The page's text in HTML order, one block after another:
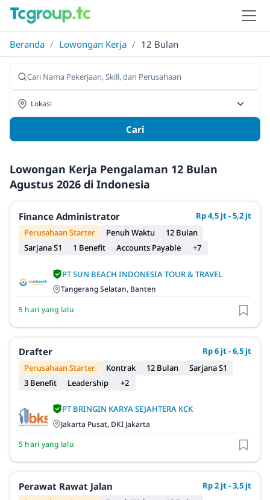
Beranda / Lowongan Kerja / 12 Bulan
Cari
Lowongan Kerja Pengalaman 12 Bulan
Agustus 2026 di Indonesia
Finance Administrator
Rp 4,5 jt - 5,2 jt
Perusahaan Starter
Penuh Waktu
12 Bulan
Sarjana S1
1 Benefit Accounts Payable +7
PT SUN BEACH INDONESIA TOUR & TRAVEL
Tangerang Selatan, Banten
5 hari yang lalu
Drafter
Rp 6 jt - 6,5 jt
Perusahaan Starter
Kontrak 12 Bulan
Sarjana S1
3 Benefit
Leadership +2
PT BRINGIN KARYA SEJAHTERA KCK
Jakarta Pusat, DKI Jakarta
5 hari yang lalu
Perawat Rawat Jalan
Rp 2 jt - 3,5 jt